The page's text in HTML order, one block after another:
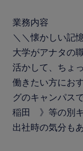
業務内容
＼＼懐かしい記
大学がアナタの
活かして、ちょ
働きたい方に
グのキャンパス
稲田 》等の別
出社時の気分も